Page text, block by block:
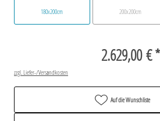
180x200cm 200x200cm
2.629,00 € *
zzgl. Liefer-/Versandkosten
Auf die Wunschliste